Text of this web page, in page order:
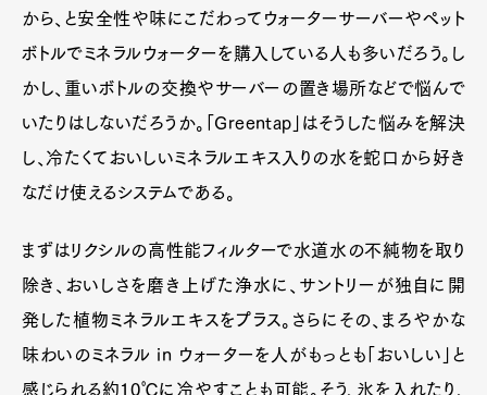
から、と安全性や味にこだわってウォーターサーバーやペット
ボトルでミネラルウォーターを購入している人も多いだろう。し
かし、重いボトルの交換やサーバーの置き場所などで悩んで
いたりはしないだろうか。「Greentap」はそうした悩みを解決
し、冷たくておいしいミネラルエキス入りの水を蛇口から好き
なだけ使えるシステムである。
まずはリクシルの高性能フィルターで水道水の不純物を取り
除き、おいしさを磨き上げた浄水に、サントリーが独自に開
発した植物ミネラルエキスをプラス。さらにその、まろやかな
味わいのミネラル in ウォーターを人がもっとも「おいしい」と
感じられる約10℃に冷やすことも可能。そう、氷を入れたり、